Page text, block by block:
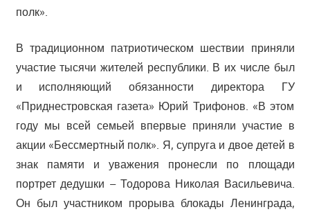
полк».
В традиционном патриотическом шествии приняли
участие тысячи жителей республики. В их числе был
и исполняющий обязанности директора ГУ
«Приднестровская газета» Юрий Трифонов. «В этом
году мы всей семьей впервые приняли участие в
акции «Бессмертный полк». Я, супруга и двое детей в
знак памяти и уважения пронесли по площади
портрет дедушки – Тодорова Николая Васильевича.
Он был участником прорыва блокады Ленинграда,